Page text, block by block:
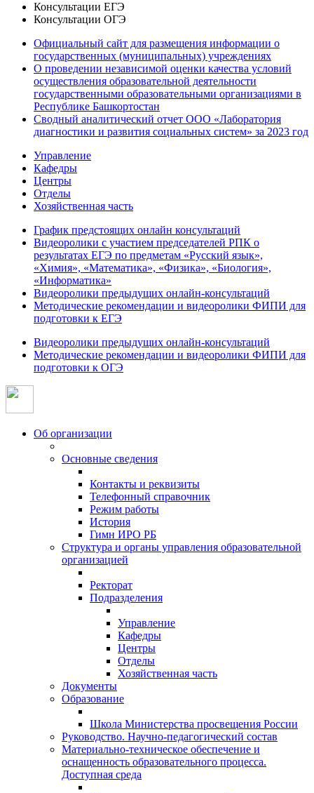
Консультации ЕГЭ
Консультации ОГЭ
Официальный сайт для размещения информации о
государственных (муниципальных) учреждениях
О проведении независимой оценки качества условий
осуществления образовательной деятельности
государственными образовательными организациями в
Республике Башкортостан
Сводный аналитический отчет ООО «Лаборатория
диагностики и развития социальных систем» за 2023 год
Управление
Кафедры
Центры
Отделы
Хозяйственная часть
График предстоящих онлайн консультаций
Видеоролики с участием председателей РПК о
результатах ЕГЭ по предметам «Русский язык»,
«Химия», «Математика», «Физика», «Биология»,
«Информатика»
Видеоролики предыдущих онлайн-консультаций
Методические рекомендации и видеоролики ФИПИ для
подготовки к ЕГЭ
Видеоролики предыдущих онлайн-консультаций
Методические рекомендации и видеоролики ФИПИ для
подготовки к ОГЭ
Об организации
Основные сведения
Контакты и реквизиты
Телефонный справочник
Режим работы
История
Гимн ИРО РБ
Структура и органы управления образовательной
организацией
Ректорат
Подразделения
Управление
Кафедры
Центры
Отделы
Хозяйственная часть
Документы
Образование
Школа Министерства просвещения России
Руководство. Научно-педагогический состав
Материально-техническое обеспечение и
оснащенность образовательного процесса.
Доступная среда